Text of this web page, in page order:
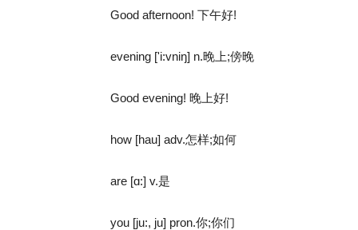
Good afternoon! 下午好!
evening ['i:vniŋ] n.晚上;傍晚
Good evening! 晚上好!
how [hau] adv.怎样;如何
are [ɑ:] v.是
you [ju:, ju] pron.你;你们